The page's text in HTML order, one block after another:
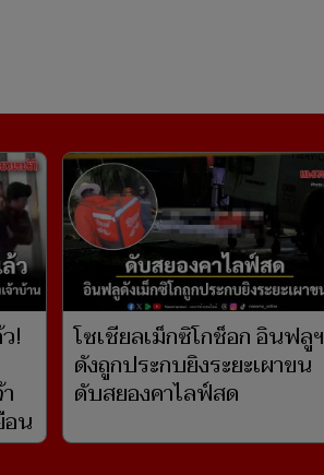
!
อน
โซเชียลเม็กซิโกช็อก อินฟลูฯ
ดังถูกประกบยิงระยะเผาขน
ดับสยองคาไลฟ์สด